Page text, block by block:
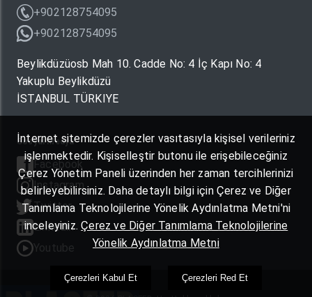
+902128754095
+902128754095
Beylikdüzüosb Mah 10. Cadde No: 4 İç Kapı No: 4
Yakuplu Beylikdüzü
İSTANBUL TÜRKIYE
Sosyal Medya
Facebook
Instagram
Twitter
Linkedin
Youtube
İnternet sitemizde çerezler vasıtasıyla kişisel verileriniz
işlenmektedir. Kişiselleştir butonu ile erişebileceğiniz
Çerez Yönetim Paneli üzerinden her zaman tercihlerinizi
belirleyebilirsiniz. Daha detaylı bilgi için Çerez ve Diğer
Tanımlama Teknolojilerine Yönelik Aydınlatma Metni'ni
inceleyiniz.Çerez ve Diğer Tanımlama Teknolojilerine
Yönelik Aydınlatma Metni
Çerezleri Kabul Et Çerezleri Red Et